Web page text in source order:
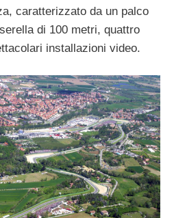
caratterizzato da un palco
di 100 metri, quattro
installazioni video.